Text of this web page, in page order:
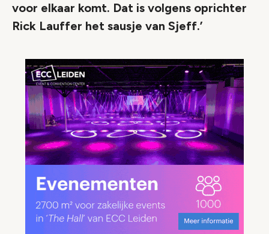
voor elkaar komt. Dat is volgens oprichter
Rick Lauffer het sausje van Sjeff.’